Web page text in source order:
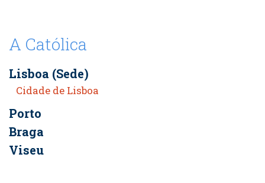
A Católica
Lisboa (Sede)
Cidade de Lisboa
Porto
Braga
Viseu